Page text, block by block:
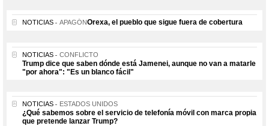
NOTICIAS APAGÓNOrexa, el pueblo que sigue fuera de cobertura
NOTICIAS CONFLICTO
Trump dice que saben dónde está Jamenei, aunque no van a matarle
"por ahora": "Es un blanco fácil"
NOTICIAS ESTADOS UNIDOS
¿Qué sabemos sobre el servicio de telefonía móvil con marca propia
que pretende lanzar Trump?